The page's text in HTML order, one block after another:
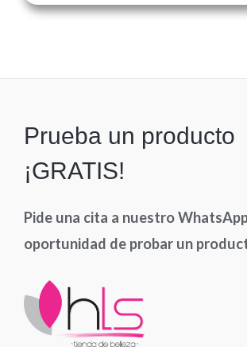
Prueba un producto
¡GRATIS!
Pide una cita a nuestro
oportunidad de probar un